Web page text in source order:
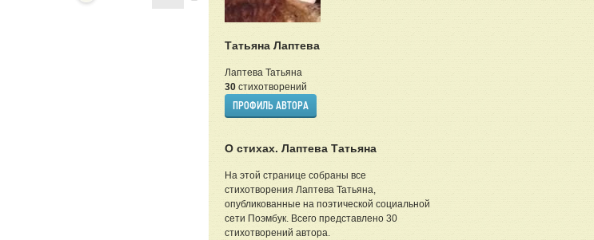
Татьяна Лаптева
Лаптева Татьяна
30стихотворений
ПРОФИЛЬ АВТОРА
О стихах. Лаптева Татьяна
На этой странице собраны все
стихотворения Лаптева Татьяна,
опубликованные на поэтической социальной
сети Поэмбук. Всего представлено 30
стихотворений автора.